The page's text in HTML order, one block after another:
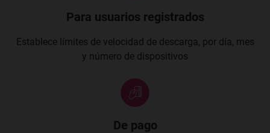
Para usuarios registrados
Establece límites de velocidad de descarga, por día, mes
y número de dispositivos
De pago